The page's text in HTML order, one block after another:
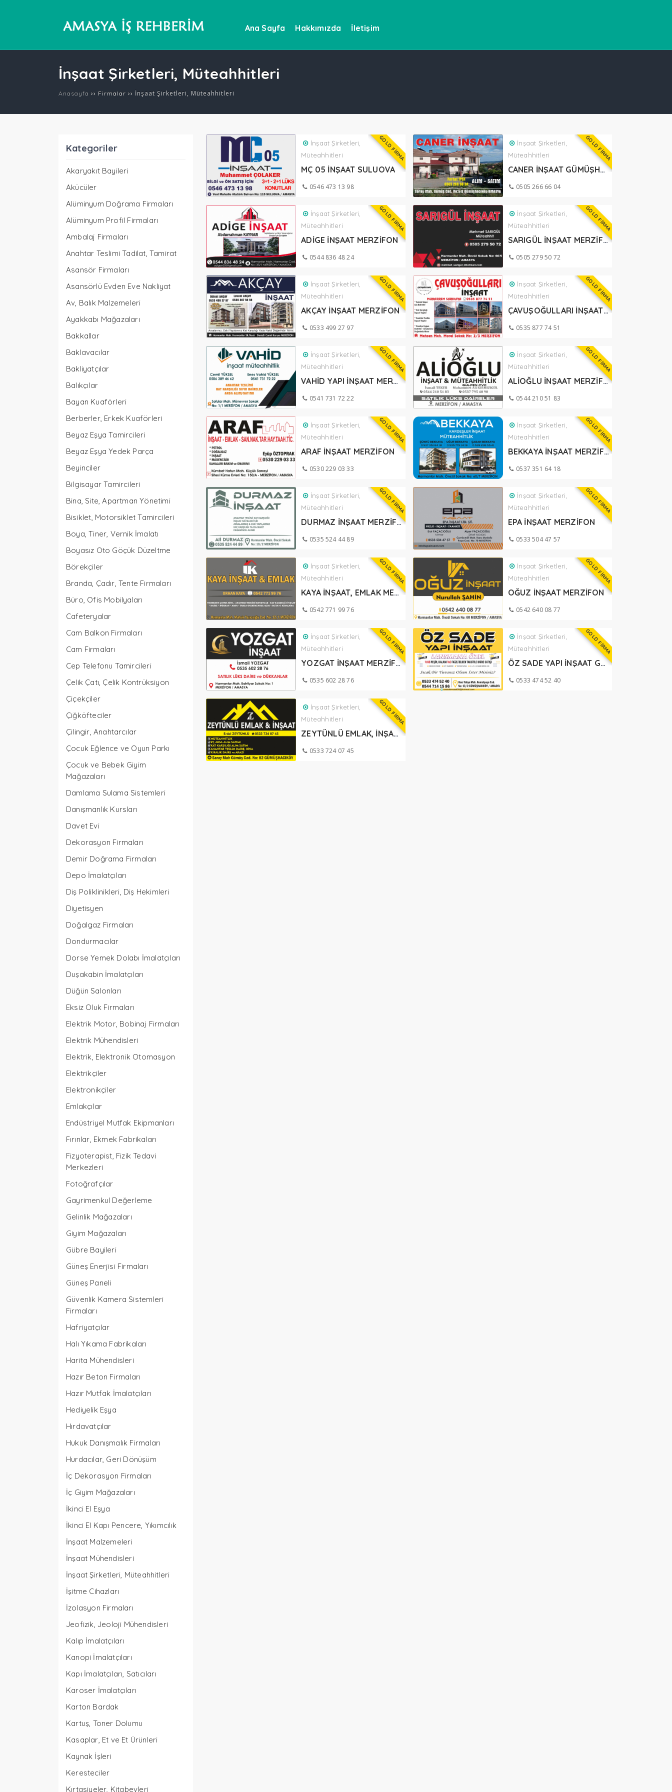
Ana Sayfa Hakkımızda İletişim
İnşaat Şirketleri, Müteahhitleri
Anasayfa ›› Firmalar ›› İnşaat Şirketleri, Müteahhitleri
Kategoriler
Akaryakıt Bayileri
Akücüler
Alüminyum Doğrama Firmaları
Alüminyum Profil Firmaları
Ambalaj Firmaları
Anahtar Teslimi Tadilat, Tamirat
Asansör Firmaları
Asansörlü Evden Eve Nakliyat
Av, Balık Malzemeleri
Ayakkabı Mağazaları
Bakkallar
Baklavacılar
Bakliyatçılar
Balıkçılar
Bayan Kuaförleri
Berberler, Erkek Kuaförleri
Beyaz Eşya Tamircileri
Beyaz Eşya Yedek Parça
Beyinciler
Bilgisayar Tamircileri
Bina, Site, Apartman Yönetimi
Bisiklet, Motorsiklet Tamircileri
Boya, Tiner, Vernik İmalatı
Boyasız Oto Göçük Düzeltme
Börekçiler
Branda, Çadır, Tente Firmaları
Büro, Ofis Mobilyaları
Cafeteryalar
Cam Balkon Firmaları
Cam Firmaları
Cep Telefonu Tamircileri
Çelik Çatı, Çelik Kontrüksiyon
Çiçekçiler
Çiğköfteciler
Çilingir, Anahtarcılar
Çocuk Eğlence ve Oyun Parkı
Çocuk ve Bebek Giyim
Mağazaları
Damlama Sulama Sistemleri
Danışmanlık Kursları
Davet Evi
Dekorasyon Firmaları
Demir Doğrama Firmaları
Depo İmalatçıları
Diş Poliklinikleri, Diş Hekimleri
Diyetisyen
Doğalgaz Firmaları
Dondurmacılar
Dorse Yemek Dolabı İmalatçıları
Duşakabin İmalatçıları
Düğün Salonları
Eksiz Oluk Firmaları
Elektrik Motor, Bobinaj Firmaları
Elektrik Mühendisleri
Elektrik, Elektronik Otomasyon
Elektrikçiler
Elektronikçiler
Emlakçılar
Endüstriyel Mutfak Ekipmanları
Fırınlar, Ekmek Fabrikaları
Fizyoterapist, Fizik Tedavi
Merkezleri
Fotoğrafçılar
Gayrimenkul Değerleme
Gelinlik Mağazaları
Giyim Mağazaları
Gübre Bayileri
Güneş Enerjisi Firmaları
Güneş Paneli
Güvenlik Kamera Sistemleri
Firmaları
Hafriyatçılar
Halı Yıkama Fabrikaları
Harita Mühendisleri
Hazır Beton Firmaları
Hazır Mutfak İmalatçıları
Hediyelik Eşya
Hırdavatçılar
Hukuk Danışmalık Firmaları
Hurdacılar, Geri Dönüşüm
İç Dekorasyon Firmaları
İç Giyim Mağazaları
İkinci El Eşya
İkinci El Kapı Pencere, Yıkımcılık
İnşaat Malzemeleri
İnşaat Mühendisleri
İnşaat Şirketleri, Müteahhitleri
İşitme Cihazları
İzolasyon Firmaları
Jeofizik, Jeoloji Mühendisleri
Kalıp İmalatçıları
Kanopi İmalatçıları
Kapı İmalatçıları, Satıcıları
Karoser İmalatçıları
Karton Bardak
Kartuş, Toner Dolumu
Kasaplar, Et ve Et Ürünleri
Kaynak İşleri
Keresteciler
Kırtasiyeler, Kitabevleri
GOLD FİRMA
İnşaat Şirketleri,
Müteahhitleri
MÇ 05 İNŞAAT SULUOVA
0546 473 13 98
GOLD FİRMA
İnşaat Şirketleri,
Müteahhitleri
CANER İNŞAAT GÜMÜŞHACIKÖY
0505 266 66 04
GOLD FİRMA
İnşaat Şirketleri,
Müteahhitleri
ADİGE İNŞAAT MERZİFON
0544 836 48 24
GOLD FİRMA
İnşaat Şirketleri,
Müteahhitleri
SARIGÜL İNŞAAT MERZİFON
0505 279 50 72
GOLD FİRMA
İnşaat Şirketleri,
Müteahhitleri
AKÇAY İNŞAAT MERZİFON
0533 499 27 97
GOLD FİRMA
İnşaat Şirketleri,
Müteahhitleri
ÇAVUŞOĞULLARI İNŞAAT MERZİFON
0535 877 74 51
GOLD FİRMA
İnşaat Şirketleri,
Müteahhitleri
VAHİD YAPI İNŞAAT MERZİFON
0541 731 72 22
GOLD FİRMA
İnşaat Şirketleri,
Müteahhitleri
ALİOĞLU İNŞAAT MERZİFON
0544 210 51 83
GOLD FİRMA
İnşaat Şirketleri,
Müteahhitleri
ARAF İNŞAAT MERZİFON
0530 229 03 33
GOLD FİRMA
İnşaat Şirketleri,
Müteahhitleri
BEKKAYA İNŞAAT MERZİFON
0537 351 64 18
GOLD FİRMA
İnşaat Şirketleri,
Müteahhitleri
DURMAZ İNŞAAT MERZİFON
0535 524 44 89
GOLD FİRMA
İnşaat Şirketleri,
Müteahhitleri
EPA İNŞAAT MERZİFON
0533 504 47 57
GOLD FİRMA
İnşaat Şirketleri,
Müteahhitleri
KAYA İNŞAAT, EMLAK MERZİFON
0542 771 99 76
GOLD FİRMA
İnşaat Şirketleri,
Müteahhitleri
OĞUZ İNŞAAT MERZİFON
0542 640 08 77
GOLD FİRMA
İnşaat Şirketleri,
Müteahhitleri
YOZGAT İNŞAAT MERZİFON
0535 602 28 76
GOLD FİRMA
İnşaat Şirketleri,
Müteahhitleri
ÖZ SADE YAPI İNŞAAT GÜMÜŞHACIKÖY
0533 474 52 40
GOLD FİRMA
İnşaat Şirketleri,
Müteahhitleri
ZEYTÜNLÜ EMLAK, İNŞAAT GÜMÜŞHACIKÖY
0533 724 07 45